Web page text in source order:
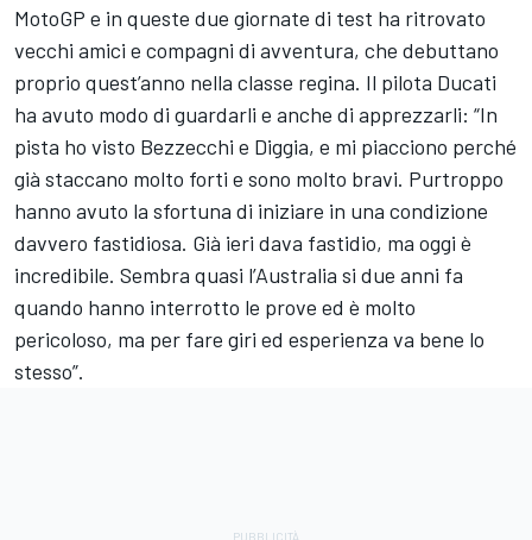
MotoGP e in queste due giornate di test ha ritrovato
vecchi amici e compagni di avventura, che debuttano
proprio quest’anno nella classe regina. Il pilota Ducati
ha avuto modo di guardarli e anche di apprezzarli: “In
pista ho visto Bezzecchi e Diggia, e mi piacciono perché
già staccano molto forti e sono molto bravi. Purtroppo
hanno avuto la sfortuna di iniziare in una condizione
davvero fastidiosa. Già ieri dava fastidio, ma oggi è
incredibile. Sembra quasi l’Australia si due anni fa
quando hanno interrotto le prove ed è molto
pericoloso, ma per fare giri ed esperienza va bene lo
stesso”.